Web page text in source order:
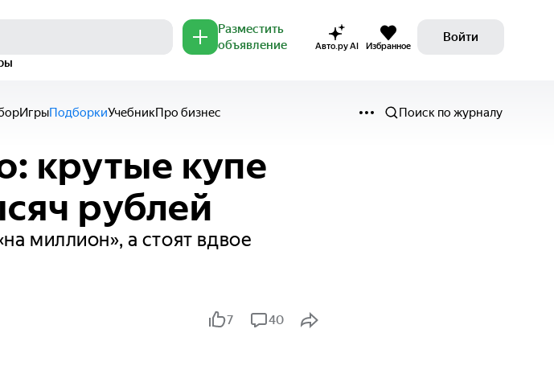
Разместить
объявление
Авто.ру AI Избранное
Войти
ИгрыПодборкиУчебникПро бизнес Поиск по журналу
крутые купе
рублей
миллион», а стоят вдвое
7 40